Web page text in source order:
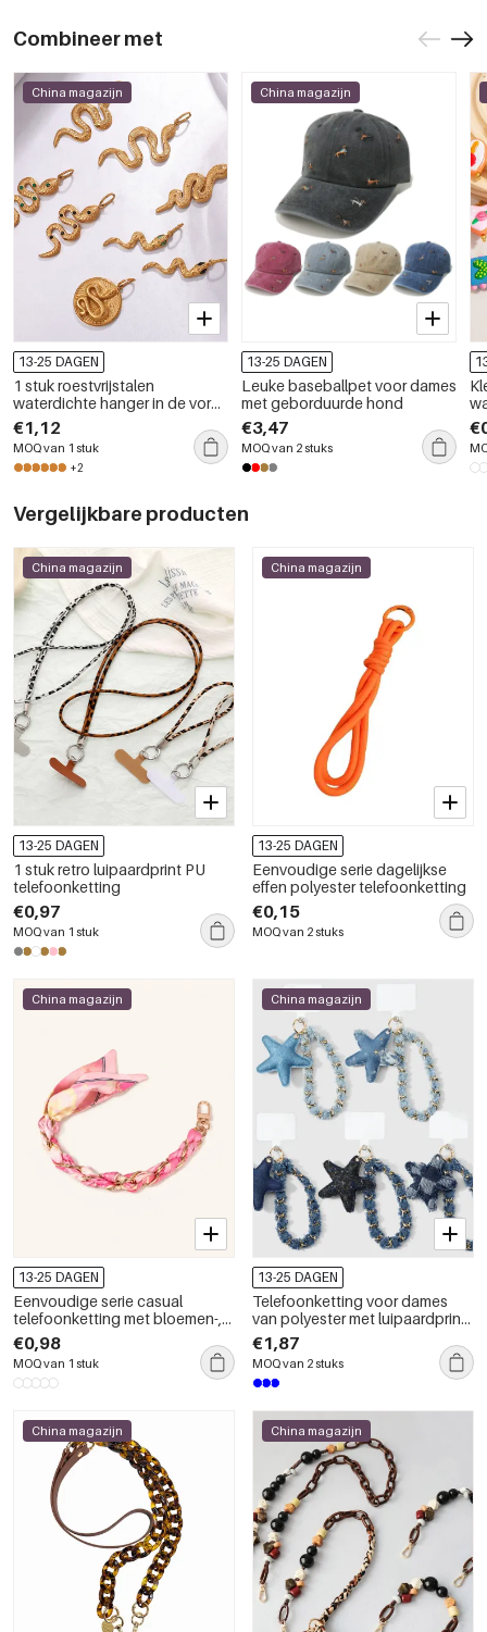
Combineer met
China magazijn
13-25 DAGEN
1 stuk roestvrijstalen
waterdichte hanger in de vorm
van een slang met gouden
accenten
€1,12
MOQ van 1 stuk
+2
China magazijn
13-25 DAGEN
Leuke baseballpet voor dames
met geborduurde hond
€3,47
MOQ van 2 stuks
Vergelijkbare producten
China magazijn
13-25 DAGEN
1 stuk retro luipaardprint PU
telefoonketting
€0,97
MOQ van 1 stuk
China magazijn
13-25 DAGEN
Eenvoudige serie dagelijkse
effen polyester telefoonketting
€0,15
MOQ van 2 stuks
China magazijn
13-25 DAGEN
Eenvoudige serie casual
telefoonketting met bloemen-,
luipaard- en streepmotief,
ruitjespatroon en stippen,
geweven met een kleurverloop.
€0,98
MOQ van 1 stuk
China magazijn
13-25 DAGEN
Telefoonketting voor dames
van polyester met luipaardprint
en ruitjespatroon.
€1,87
MOQ van 2 stuks
China magazijn China magazijn